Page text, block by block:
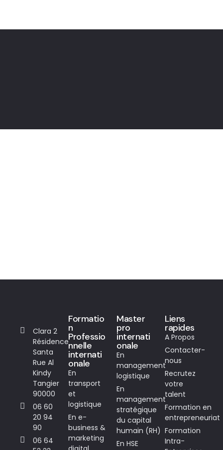
Clara 2
Résidence
Santa
Rue Al
Kindy
Tangier
90000
06 60
20 94
90
06 64
Formatio
n
Professio
nnelle
internati
onale
En
transport
et
logistique
En e-
business &
marketing
Master
pro
internati
onale
En
management
logistique
En
management
stratégique
du capital
humain (RH)
En HSE
Liens
rapides
A Propos
Contacter-
nous
Recrutez
votre
talent
Formation en
entrepreneuriat
Formation
Intra-